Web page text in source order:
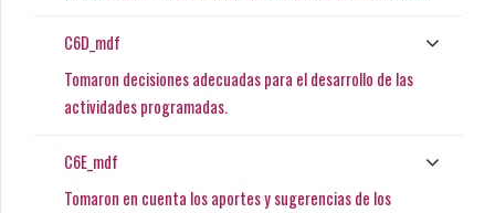
C6D_mdf
Tomaron decisiones adecuadas para el desarrollo de las
actividades programadas.
C6E_mdf
Tomaron en cuenta los aportes y sugerencias de los